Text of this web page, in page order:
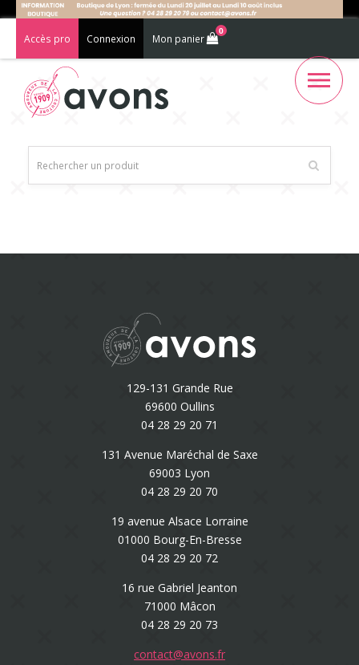
Accès pro Connexion Mon panier
0
129-131 Grande Rue
69600 Oullins
04 28 29 20 71
131 Avenue Maréchal de Saxe
69003 Lyon
04 28 29 20 70
19 avenue Alsace Lorraine
01000 Bourg-En-Bresse
04 28 29 20 72
16 rue Gabriel Jeanton
71000 Mâcon
04 28 29 20 73
contact@avons.fr